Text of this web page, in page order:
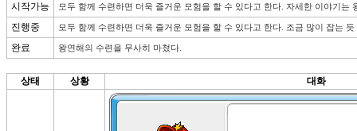
시작가능
모두 함께 수련하면 더욱 즐거운 모험을 할 수 있다고 한다. 자세한 이야기는
진행중 모두 함께 수련하면 더욱 즐거운 모험을 할 수 있다고 한다. 조금 많이 잡는
완료 왕연해의 수련을 무사히 마쳤다.
상태 상황 대화